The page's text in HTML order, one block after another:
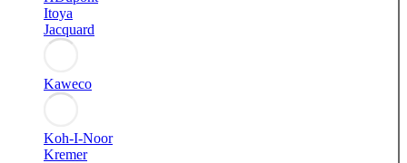
Itoya
Jacquard
Kaweco
Koh-I-Noor
Kremer